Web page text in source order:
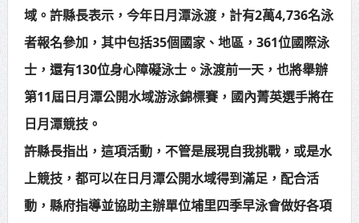
域。許縣長表示，今年日月潭泳渡，計有2萬4,736名泳
者報名參加，其中包括35個國家、地區，361位國際泳
士，還有130位身心障礙泳士。泳渡前一天，也將舉辦
第11屆日月潭公開水域游泳錦標賽，國內菁英選手將在
日月潭競技。
許縣長指出，這項活動，不管是展現自我挑戰，或是水
上競技，都可以在日月潭公開水域得到滿足，配合活
動，縣府指導並協助主辦單位埔里四季早泳會做好各項